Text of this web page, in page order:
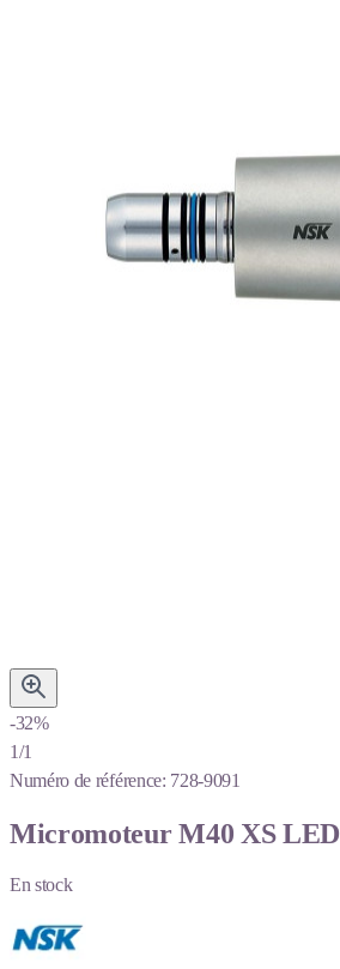
-32%
1/1
Numéro de référence: 728-9091
Micromoteur M40 XS LED
En stock